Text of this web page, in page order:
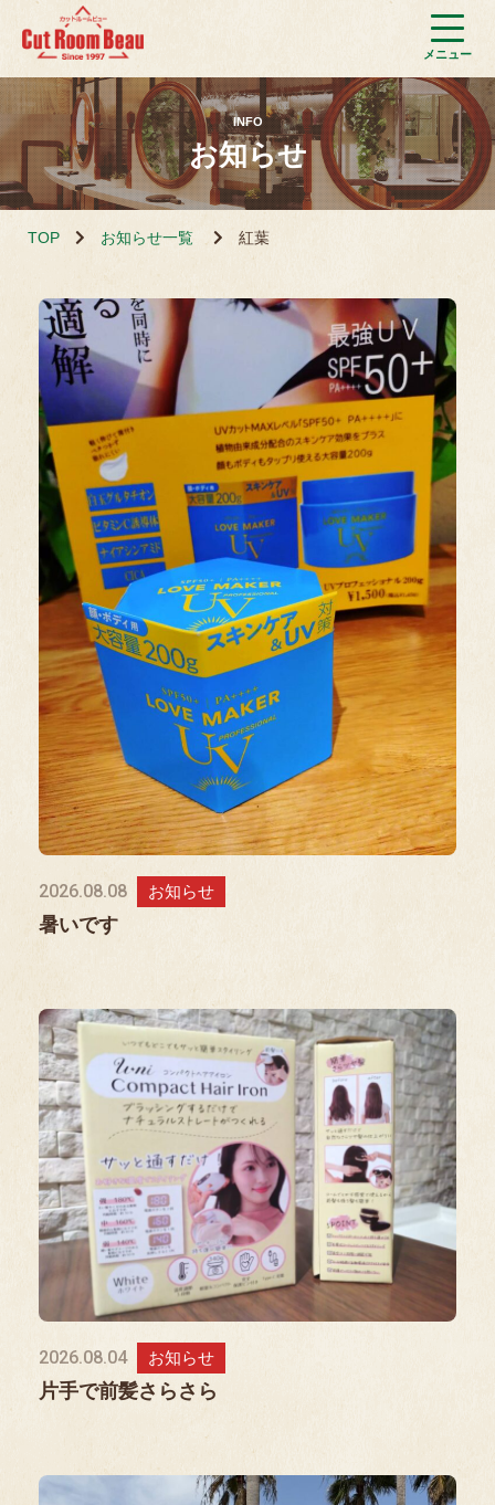
INFO
お知らせ
TOP お知らせ一覧 紅葉
2026.08.08 お知らせ
暑いです
2026.08.04 お知らせ
片手で前髪さらさら